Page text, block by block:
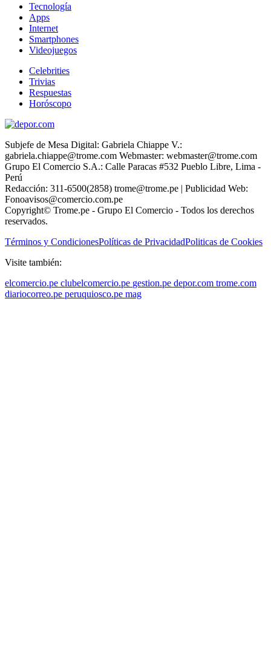
Tecnología
Apps
Internet
Smartphones
Videojuegos
Celebrities
Trivias
Respuestas
Horóscopo
Subjefe de Mesa Digital: Gabriela Chiappe V.:
gabriela.chiappe@trome.com Webmaster: webmaster@trome.com
Grupo El Comercio S.A.: Calle Paracas #532 Pueblo Libre, Lima -
Perú
Redacción: 311-6500(2858) trome@trome.pe | Publicidad Web:
Fonoavisos@comercio.com.pe
Copyright© Trome.pe - Grupo El Comercio - Todos los derechos
reservados.
Términos y CondicionesPolíticas de PrivacidadPoliticas de Cookies
Visite también:
elcomercio.pe clubelcomercio.pe gestion.pe depor.com trome.com
diariocorreo.pe peruquiosco.pe mag